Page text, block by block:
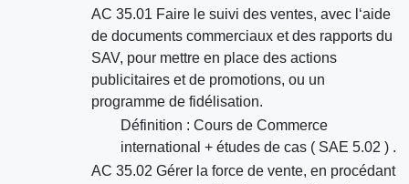
AC 35.01 Faire le suivi des ventes, avec l‘aide
de documents commerciaux et des rapports du
SAV, pour mettre en place des actions
publicitaires et de promotions, ou un
programme de fidélisation.
Définition : Cours de Commerce
international + études de cas ( SAE 5.02 ) .
AC 35.02 Gérer la force de vente, en procédant